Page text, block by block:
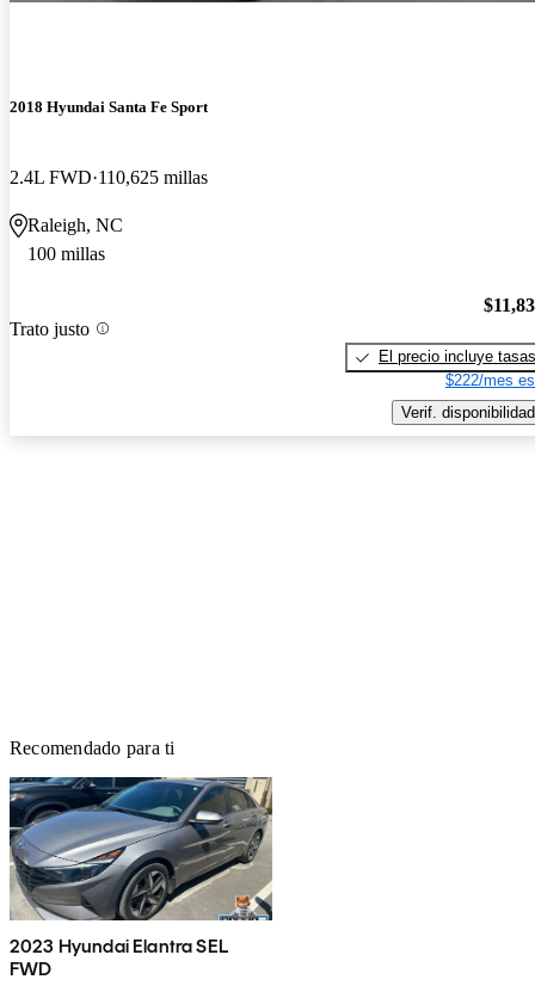
2018 Hyundai Santa Fe Sport
2.4L FWD 110,625 millas
Raleigh, NC
100 millas
Trato justo
El precio incluye tasas
$222/mes
Verif. disponibilidad
Recomendado para ti
2023 Hyundai Elantra SEL
FWD